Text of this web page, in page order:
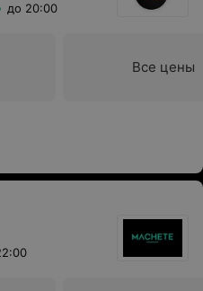
до 20:00
Все цены